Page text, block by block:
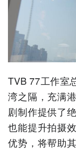
TVB 77工作室
湾之隔，充满
剧制作提供了
也能提升拍摄
优势，将帮助